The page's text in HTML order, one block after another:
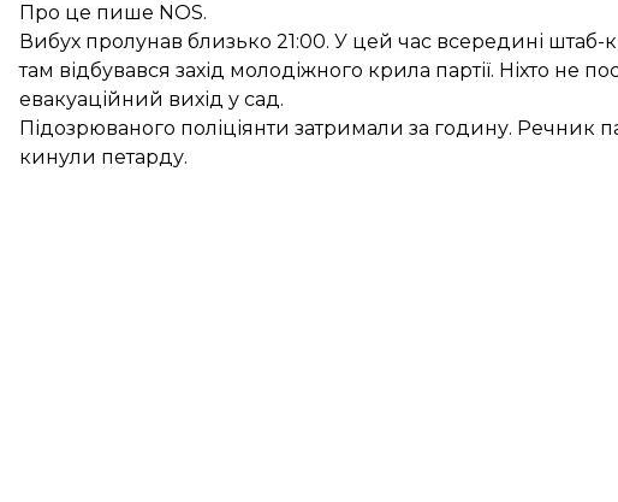
Про це пише NOS.
Вибух пролунав близько 21:00. У цей час всередині
там відбувався захід молодіжного крила партії. Ніхто не
евакуаційний вихід у сад.
Підозрюваного поліціянти затримали за годину. Речник
кинули петарду.